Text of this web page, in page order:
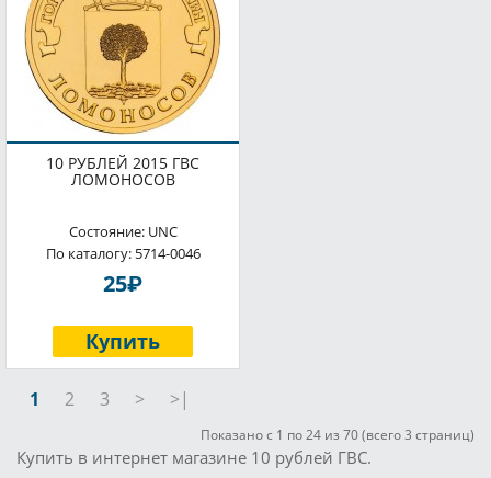
10 РУБЛЕЙ 2015 ГВС
ЛОМОНОСОВ
Состояние: UNC
По каталогу: 5714-0046
25P
Купить
1 2 3 > >|
Показано с 1 по 24 из 70 (всего 3 страниц)
Купить в интернет магазине 10 рублей ГВС.